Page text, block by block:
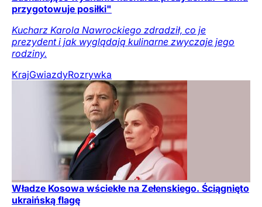
przygotowuje posiłki"
Kucharz Karola Nawrockiego zdradził, co je
prezydent i jak wyglądają kulinarne zwyczaje jego
rodziny.
KrajGwiazdyRozrywka
Władze Kosowa wściekłe na Zełenskiego. Ściągnięto
ukraińską flagę